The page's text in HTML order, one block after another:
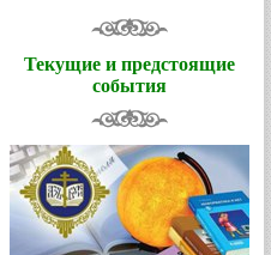
Текущие и предстоящие
события